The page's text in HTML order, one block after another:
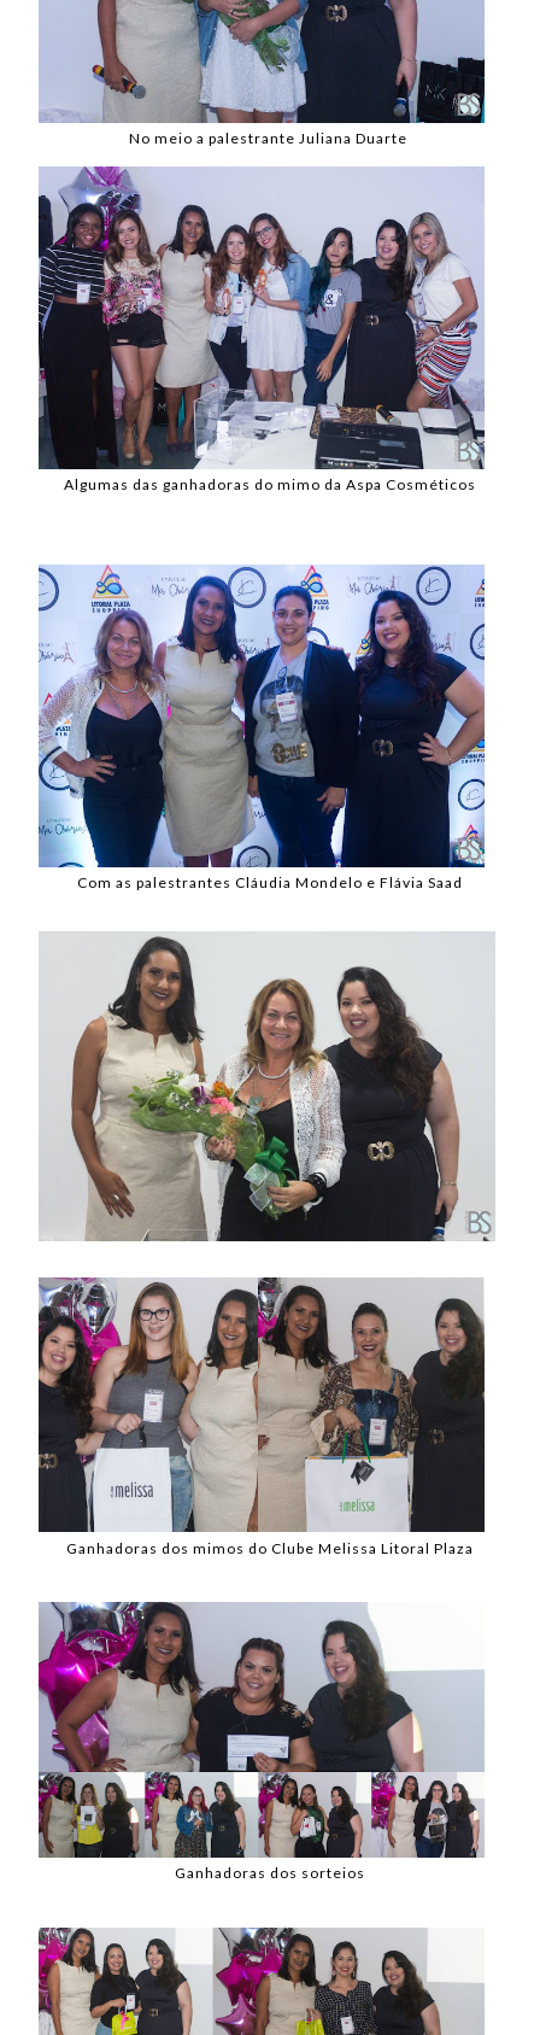
No meio a palestrante Juliana Duarte
Algumas das ganhadoras do mimo da Aspa Cosméticos
Com as palestrantes Cláudia Mondelo e Flávia Saad
Ganhadoras dos mimos do Clube Melissa Litoral Plaza
Ganhadoras dos sorteios